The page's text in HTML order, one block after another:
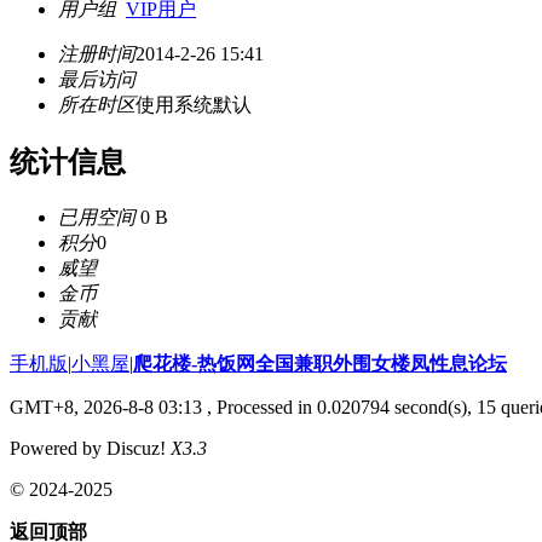
用户组 VIP用户
注册时间2014-2-26 15:41
最后访问
所在时区使用系统默认
统计信息
已用空间0 B
积分0
威望
金币
贡献
手机版|小黑屋|爬花楼-热饭网全国兼职外围女楼凤性息论坛
GMT+8, 2026-8-8 03:13 , Processed in 0.020794 second(s), 15
Powered by Discuz! X3.3
© 2024-2025
返回顶部